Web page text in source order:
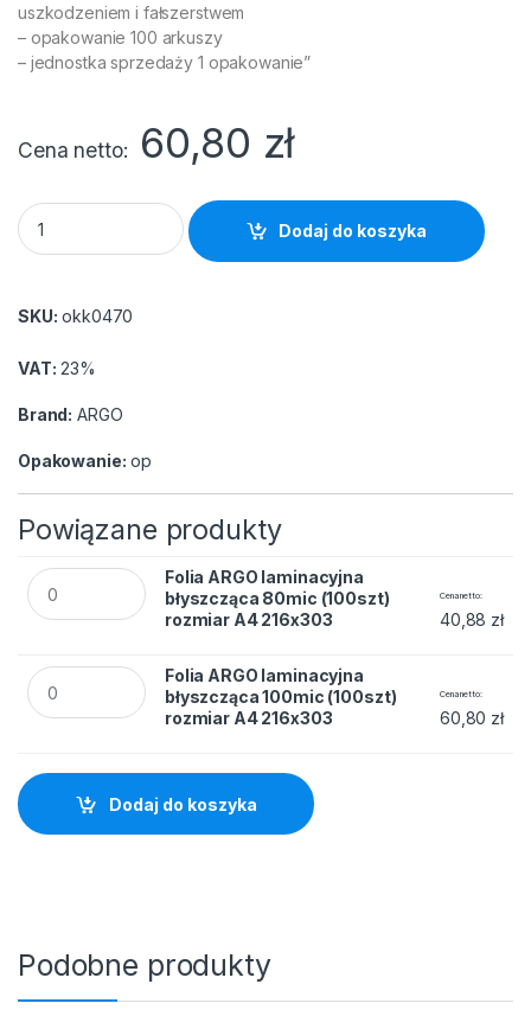
uszkodzeniem i fałszerstwem
– opakowanie 100 arkuszy
– jednostka sprzedaży 1 opakowanie”
Cena netto 60,80 zł
Folia ARGO laminacyjna błyszcząca 100mic (100szt) rozmiar
Dodaj do koszyka
SKU: okk0470
VAT: 23%
Brand: ARGO
Opakowanie: op
Powiązane produkty
Folia ARGO laminacyjna błyszcząca 80mic (100szt)
Folia ARGO laminacyjna
błyszcząca 80mic (100szt)
rozmiar A4 216x303
Cena netto
40,88 zł
Folia ARGO laminacyjna błyszcząca 100mic (100szt)
Folia ARGO laminacyjna
błyszcząca 100mic (100szt)
rozmiar A4 216x303
Cena netto
60,80 zł
Dodaj do koszyka
Podobne produkty